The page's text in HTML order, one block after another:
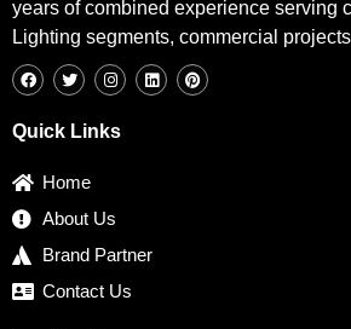
years of combined experience serving
Lighting segments, commercial
a
c
o
w
i
t
e
n
s
g
i
n
i
n
Quick Links
Home
About Us
Brand Partner
Contact Us